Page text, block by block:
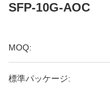
SFP-10G-AOC
MOQ:
標準パッケージ: